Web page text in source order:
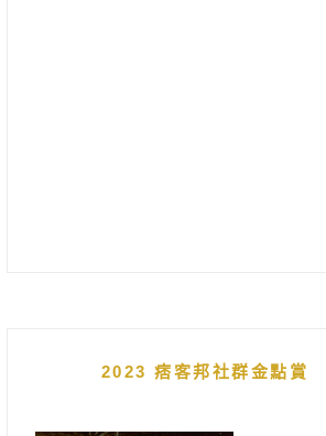
2023 痞客邦社群金點賞